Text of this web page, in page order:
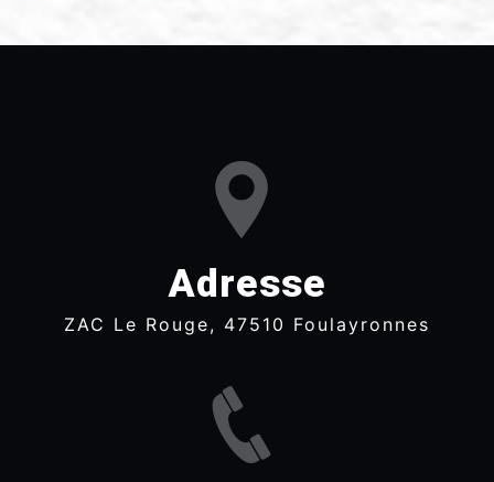
Adresse
ZAC Le Rouge, 47510 Foulayronnes